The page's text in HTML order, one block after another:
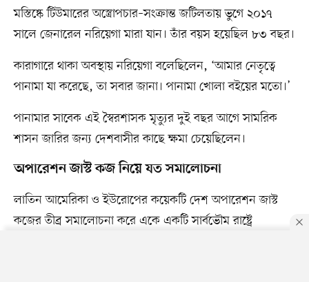
মস্তিষ্কে টিউমারের অস্ত্রোপচার–সংক্রান্ত জটিলতায় ভুগে ২০১৭
সালে জেনারেল নরিয়েগা মারা যান। তাঁর বয়স হয়েছিল ৮৩ বছর।
কারাগারে থাকা অবস্থায় নরিয়েগা বলেছিলেন, ‘আমার নেতৃত্বে
পানামা যা করেছে, তা সবার জানা। পানামা খোলা বইয়ের মতো।’
পানামার সাবেক এই স্বৈরশাসক মৃত্যুর দুই বছর আগে সামরিক
শাসন জারির জন্য দেশবাসীর কাছে ক্ষমা চেয়েছিলেন।
অপারেশন জাস্ট কজ নিয়ে যত সমালোচনা
লাতিন আমেরিকা ও ইউরোপের কয়েকটি দেশ অপারেশন জাস্ট
কজের তীব্র সমালোচনা করে একে একটি সার্বভৌম রাষ্ট্রে